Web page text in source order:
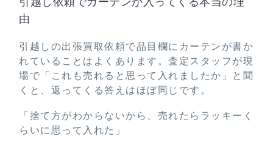
由
引越しの出張買取依頼で品目欄にカーテンが書か
れていることはよくあります。査定スタッフが現
場で「これも売れると思って入れましたか」と聞
くと、返ってくる答えはほぼ同じです。
「捨て方がわからないから、売れたらラッキーく
らいに思って入れた」